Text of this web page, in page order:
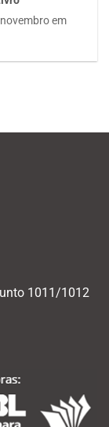
em
1011/1012